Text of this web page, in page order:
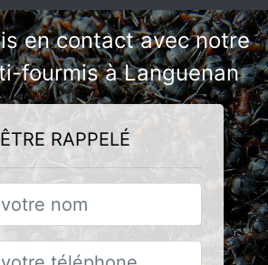
en contact avec notre
fourmis à Languenan
ÊTRE RAPPELÉ